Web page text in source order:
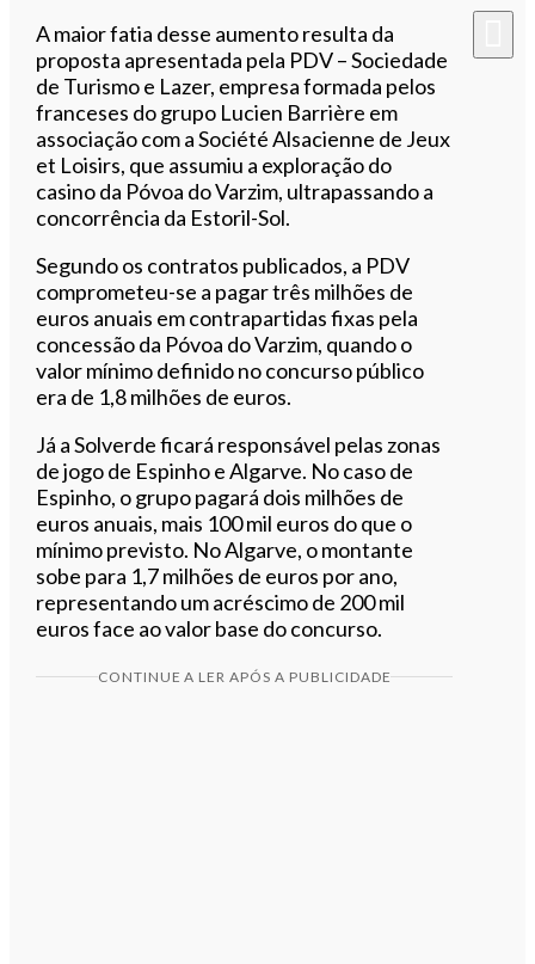
A maior fatia desse aumento resulta da
proposta apresentada pela PDV – Sociedade
de Turismo e Lazer, empresa formada pelos
franceses do grupo Lucien Barrière em
associação com a Société Alsacienne de Jeux
et Loisirs, que assumiu a exploração do
casino da Póvoa do Varzim, ultrapassando a
concorrência da Estoril-Sol.
Segundo os contratos publicados, a PDV
comprometeu-se a pagar três milhões de
euros anuais em contrapartidas fixas pela
concessão da Póvoa do Varzim, quando o
valor mínimo definido no concurso público
era de 1,8 milhões de euros.
Já a Solverde ficará responsável pelas zonas
de jogo de Espinho e Algarve. No caso de
Espinho, o grupo pagará dois milhões de
euros anuais, mais 100 mil euros do que o
mínimo previsto. No Algarve, o montante
sobe para 1,7 milhões de euros por ano,
representando um acréscimo de 200 mil
euros face ao valor base do concurso.
CONTINUE A LER APÓS A PUBLICIDADE